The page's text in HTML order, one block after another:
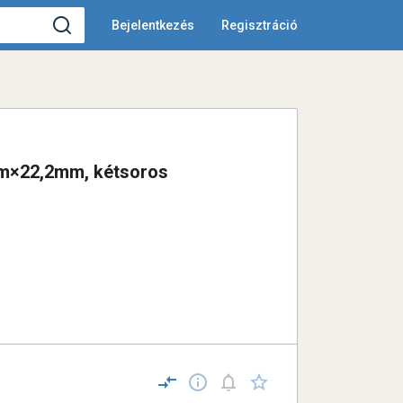
Bejelentkezés Regisztráció
kétsoros